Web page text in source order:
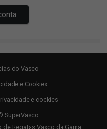
do Vasco
e Cookies
e cookies
SuperVasco
Regatas Vasco da Gama